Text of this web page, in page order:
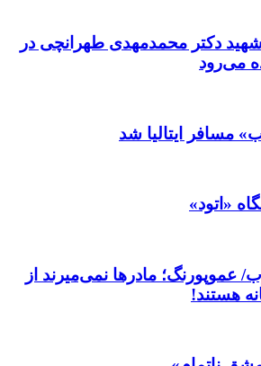
دکتر محمدمهدی طهرانچی در
می‌رود
مسافر ایتالیا شد
«اتود»
عموپورنگ؛ مادرها نمی‌میرند از
هستند!